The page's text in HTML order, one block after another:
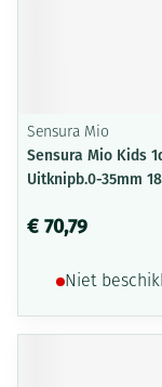
Sensura Mio
Sensura Mio Kids
Uitknipb.0-35mm
€ 70,79
Niet